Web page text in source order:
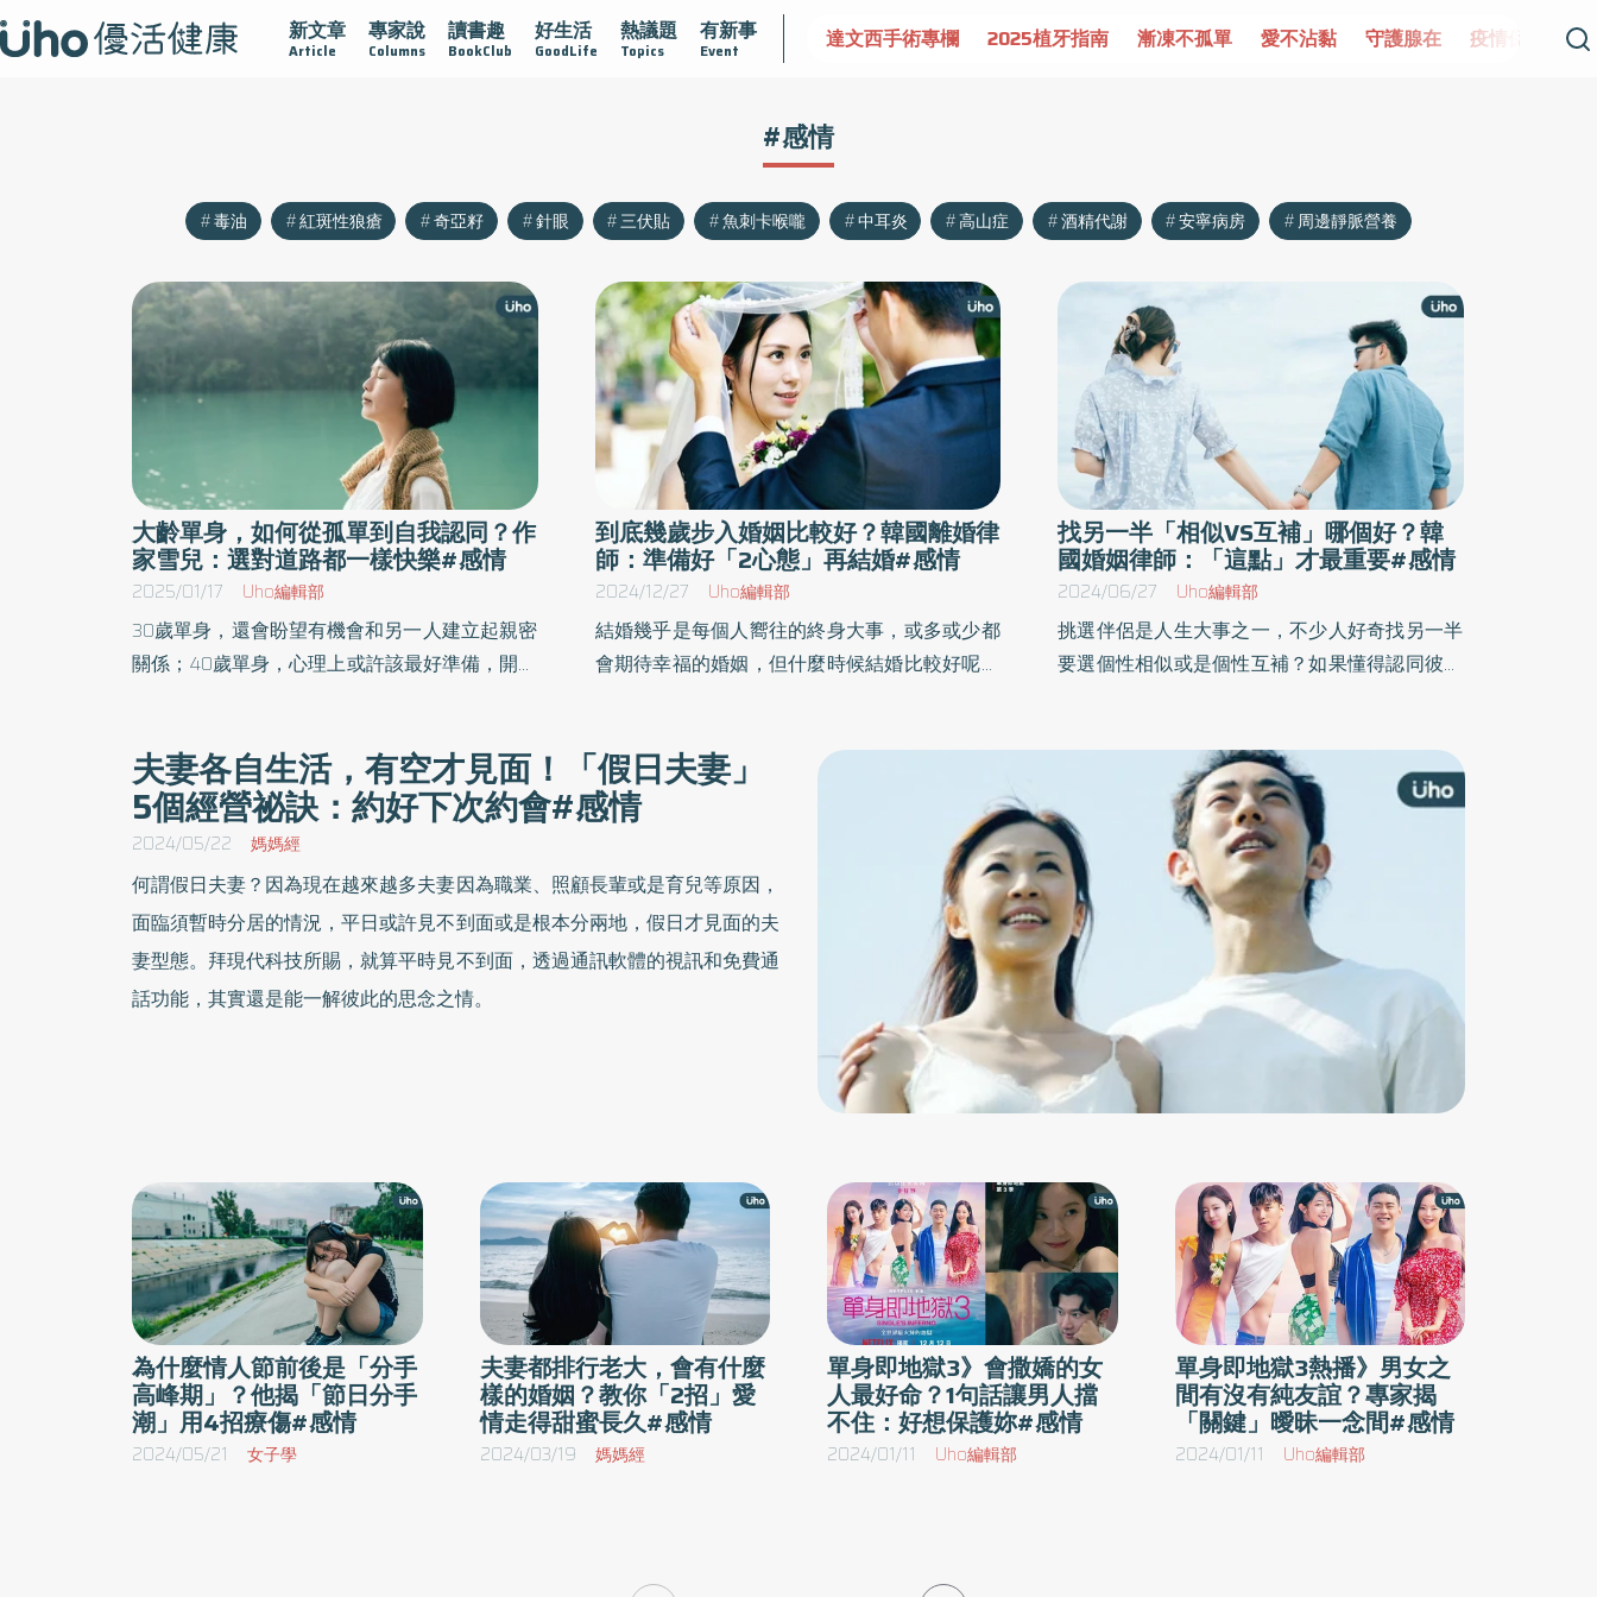
新文章
Article
專家說
Columns
讀書趣
BookClub
好生活
GoodLife
熱議題
Topics
有新事
Event
黏 守護腺在 疫情保衛戰 再生醫學 愛的未來視 認識攝護腺肥大 守護骨骼健康 達文西手術專欄 2025植牙指南 漸凍不孤單 愛不沾黏 守護腺在 疫情保衛戰
#感情
毒油 紅斑性狼瘡 奇亞籽 針眼 三伏貼 魚刺卡喉嚨 中耳炎 高山症 酒精代謝 安寧病房 周邊靜脈營養
大齡單身，如何從孤單到自我認同？作
家雪兒：選對道路都一樣快樂#感情
2025/01/17 Uho編輯部
30歲單身，還會盼望有機會和另一人建立起親密
關係；40歲單身，心理上或許該最好準備，開始
認識自己的絕佳機會。《優活健康網》特摘此
篇，旅行作家雪兒分享，如何一個人也能好好過
生活的心路歷程。
到底幾歲步入婚姻比較好？韓國離婚律
師：準備好「2心態」再結婚#感情
2024/12/27 Uho編輯部
結婚幾乎是每個人嚮往的終身大事，或多或少都
會期待幸福的婚姻，但什麼時候結婚比較好呢？
中，集結多年的案件分享經驗，無論現在是已
婚、離婚、不婚或未婚，若懂得疼愛自己，把自
己放在第一順位，任何狀態都影響不了自己的幸
找另一半「相似VS互補」哪個好？韓
國婚姻律師：「這點」才最重要#感情
2024/06/27 Uho編輯部
挑選伴侶是人生大事之一，不少人好奇找另一半
要選個性相似或是個性互補？如果懂得認同彼此
《從兩個人到一個人》一書中，集結多年的案件
分享經驗，兩個人也好，一個人也好，無論現在
是已婚、離婚、不婚或未婚，若懂得疼愛自己，
把自己放在第一順位，任何狀態都影響不了自己
的幸福。以下為原書摘文：
夫妻各自生活，有空才見面！「假日夫妻」
5個經營祕訣：約好下次約會#感情
2024/05/22 媽媽經
何謂假日夫妻？因為現在越來越多夫妻因為職業、照顧長輩或是育兒等原因，
面臨須暫時分居的情況，平日或許見不到面或是根本分兩地，假日才見面的夫
妻型態。拜現代科技所賜，就算平時見不到面，透過通訊軟體的視訊和免費通
話功能，其實還是能一解彼此的思念之情。
為什麼情人節前後是「分手
高峰期」？他揭「節日分手
潮」用4招療傷#感情
2024/05/21 女子學
夫妻都排行老大，會有什麼
樣的婚姻？教你「2招」愛
情走得甜蜜長久#感情
2024/03/19 媽媽經
單身即地獄3》會撒嬌的女
人最好命？1句話讓男人擋
不住：好想保護妳#感情
2024/01/11 Uho編輯部
單身即地獄3熱播》男女之
間有沒有純友誼？專家揭
「關鍵」曖昧一念間#感情
2024/01/11 Uho編輯部